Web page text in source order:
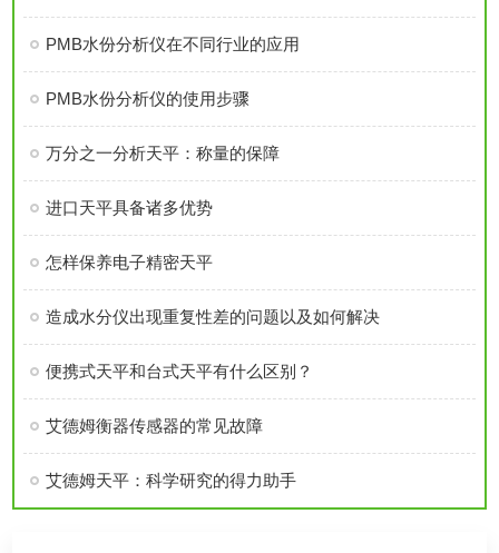
PMB水份分析仪在不同行业的应用
PMB水份分析仪的使用步骤
万分之一分析天平：称量的保障
进口天平具备诸多优势
怎样保养电子精密天平
造成水分仪出现重复性差的问题以及如何解决
便携式天平和台式天平有什么区别？
艾德姆衡器传感器的常见故障
艾德姆天平：科学研究的得力助手